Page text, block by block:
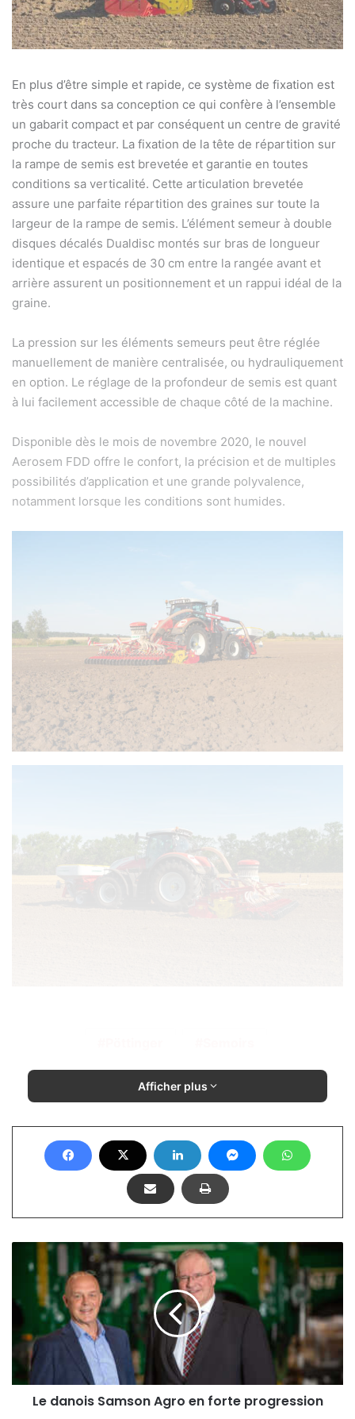
En plus d’être simple et rapide, ce système de fixation est
très court dans sa conception ce qui confère à l’ensemble
un gabarit compact et par conséquent un centre de gravité
proche du tracteur. La fixation de la tête de répartition sur
la rampe de semis est brevetée et garantie en toutes
conditions sa verticalité. Cette articulation brevetée
assure une parfaite répartition des graines sur toute la
largeur de la rampe de semis. L’élément semeur à double
disques décalés Dualdisc montés sur bras de longueur
identique et espacés de 30 cm entre la rangée avant et
arrière assurent un positionnement et un rappui idéal de la
graine.
La pression sur les éléments semeurs peut être réglée
manuellement de manière centralisée, ou hydrauliquement
en option. Le réglage de la profondeur de semis est quant
à lui facilement accessible de chaque côté de la machine.
Disponible dès le mois de novembre 2020, le nouvel
Aerosem FDD offre le confort, la précision et de multiples
possibilités d’application et une grande polyvalence,
notamment lorsque les conditions sont humides.
Afficher plus
a
i
S
Le danois Samson Agro en forte progression